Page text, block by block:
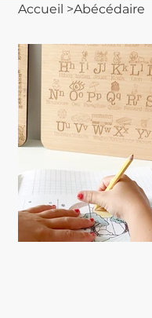
Accueil >Abécédaire